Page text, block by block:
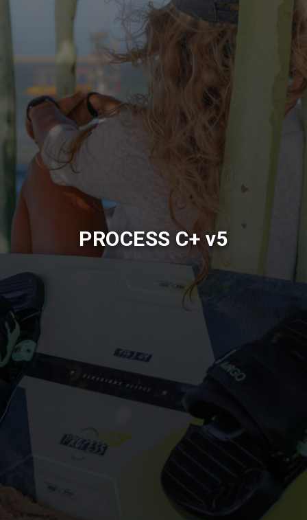
PROCESS C+ v5